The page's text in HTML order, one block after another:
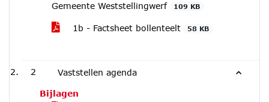
Gemeente Weststellingwerf
109 KB
1b - Factsheet bollenteelt 58 KB
2 Vaststellen agenda
Bijlagen